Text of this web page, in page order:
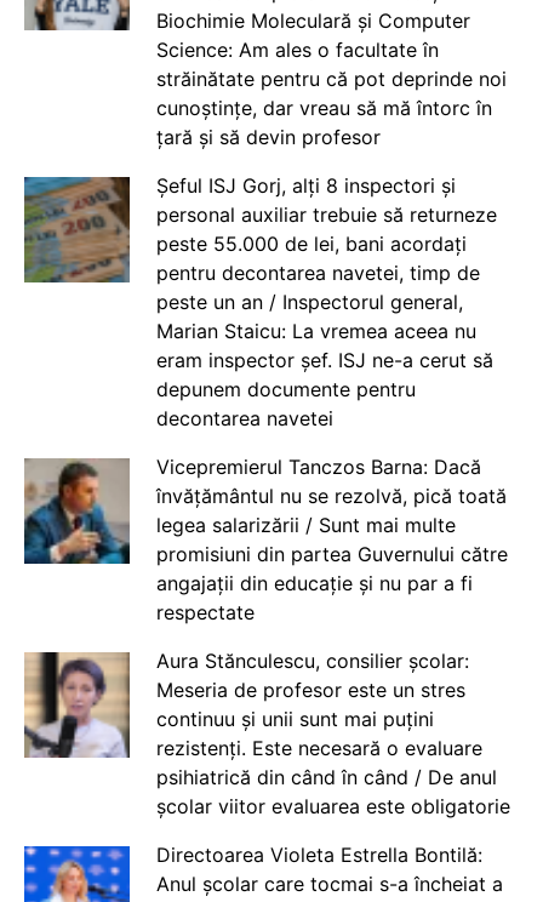
Biochimie Moleculară și Computer
Science: Am ales o facultate în
străinătate pentru că pot deprinde noi
cunoștințe, dar vreau să mă întorc în
țară și să devin profesor
Șeful ISJ Gorj, alți 8 inspectori și
personal auxiliar trebuie să returneze
peste 55.000 de lei, bani acordați
pentru decontarea navetei, timp de
peste un an / Inspectorul general,
Marian Staicu: La vremea aceea nu
eram inspector șef. ISJ ne-a cerut să
depunem documente pentru
decontarea navetei
Vicepremierul Tanczos Barna: Dacă
învățământul nu se rezolvă, pică toată
legea salarizării / Sunt mai multe
promisiuni din partea Guvernului către
angajații din educație și nu par a fi
respectate
Aura Stănculescu, consilier școlar:
Meseria de profesor este un stres
continuu și unii sunt mai puțini
rezistenți. Este necesară o evaluare
psihiatrică din când în când / De anul
școlar viitor evaluarea este obligatorie
Directoarea Violeta Estrella Bontilă:
Anul școlar care tocmai s-a încheiat a